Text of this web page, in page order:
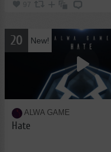
97
20 New!
ALWA GAME
Hate